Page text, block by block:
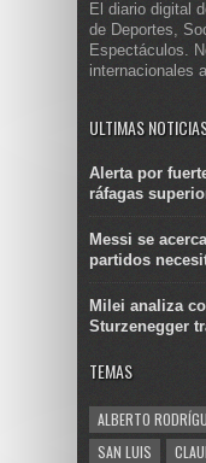
El diario digital
de Deportes,
Espectáculos.
internacionales
ULTIMAS
Alerta por
ráfagas
Messi se
partidos
Milei analiza
Sturzenegger
TEMAS
ALBERTO
SAN LUIS